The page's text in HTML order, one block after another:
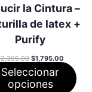
la Cintura –
de latex +
Purify
2,395.00El
original
$2,395.00.
$1,795.00
precio
actual
Seleccionar
opciones